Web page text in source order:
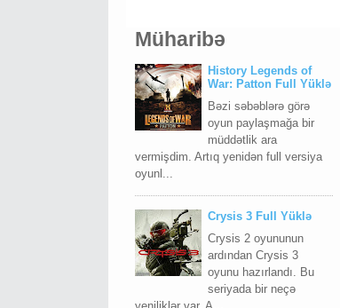
Müharibə
History Legends of
War: Patton Full Yüklə
Bəzi səbəblərə görə
oyun paylaşmağa bir
müddətlik ara
vermişdim. Artıq yenidən full versiya
oyunl...
Crysis 3 Full Yüklə
Crysis 2 oyununun
ardından Crysis 3
oyunu hazırlandı. Bu
seriyada bir neçə